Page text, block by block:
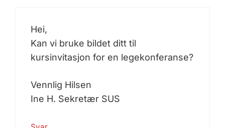
Hei,
Kan vi bruke bildet ditt til
kursinvitasjon for en legekonferanse?
Vennlig Hilsen
Ine H. Sekretær SUS